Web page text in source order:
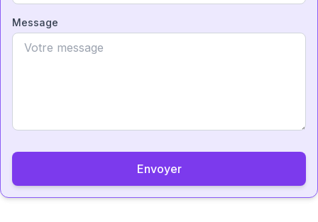
Message
Envoyer